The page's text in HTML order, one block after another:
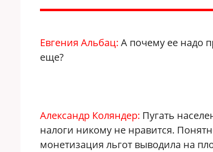
Евгения Альбац: А почему ее надо
еще?
Александр Коляндер: Пугать
налоги никому не нравится.
монетизация льгот выводила на